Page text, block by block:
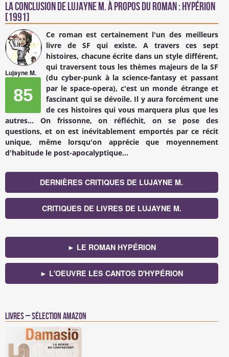
La conclusion deLujayne M.à propos du Roman : Hypérion
[1991]
Lujayne M.
85
Ce roman est certainement l'un des meilleurs
livre de SF qui existe. A travers ces sept
histoires, chacune écrite dans un style différent,
qui traversent tous les thèmes majeurs de la SF
(du cyber-punk à la science-fantasy et passant
par le space-opera), c'est un monde étrange et
fascinant qui se dévoile. Il y aura forcément une
de ces histoires qui vous marquera plus que les
autres... On frissonne, on réfléchit, on se pose des
questions, et on est inévitablement emportés par ce récit
unique, même lorsqu'on apprécie que moyennement
d'habitude le post-apocalyptique...
DERNIÈRES CRITIQUES DE LUJAYNE M.
CRITIQUES DE LIVRES DE LUJAYNE M.
► LE ROMAN HYPÉRION
► L'OEUVRE LES CANTOS D'HYPÉRION
Livres – Sélection Amazon